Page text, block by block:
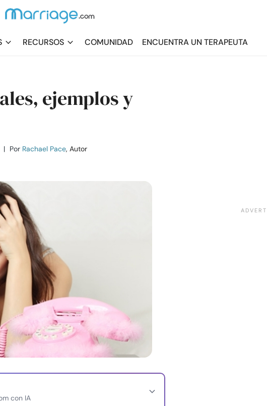
RECURSOS COMUNIDAD ENCUENTRA UN TERAPEUTA
ejemplos y
| Por Rachael Pace, Autor
con IA